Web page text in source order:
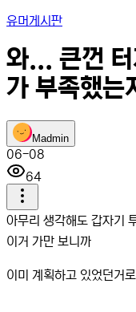
유머게시판
와... 큰껀 터
가 부족했는
Madmin
06-08
64
아무리 생각해도 갑자기
이거 가만 보니까
이미 계획하고 있었던거